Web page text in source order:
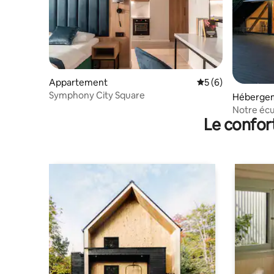
Appartement Évaluation
5 (6)
Symphony City Square
Notre
Le